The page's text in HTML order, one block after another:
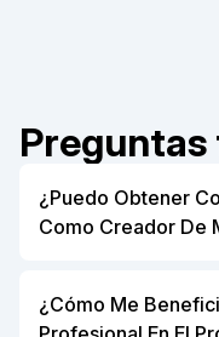
¿Puedo Obtener
Como Creador De
personalizados para
¿Cómo Me